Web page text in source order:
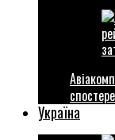
Україна